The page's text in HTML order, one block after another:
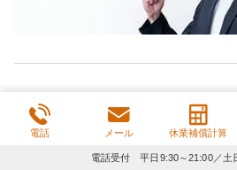
下請け労働者の労災申請ガイ
囲や隠蔽リスク
公開: 2026年04月20日
電話 メール 休業補償計算
電話受付 平日9:30～21:00／土